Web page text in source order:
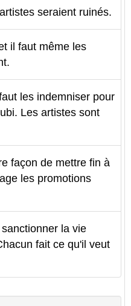
seraient ruinés.
il faut même les
les indemniser pour
Les artistes sont
façon de mettre fin à
les promotions
la vie
fait ce qu'il veut